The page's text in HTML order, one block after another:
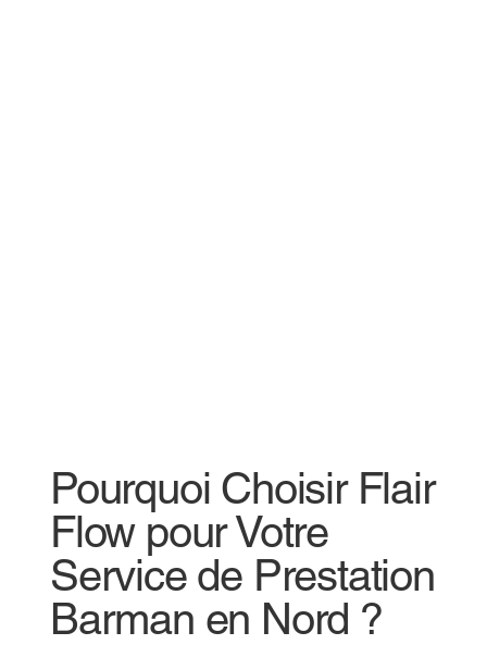
Pourquoi Choisir Flair
Flow pour Votre
Service de Prestation
Barman en Nord ?